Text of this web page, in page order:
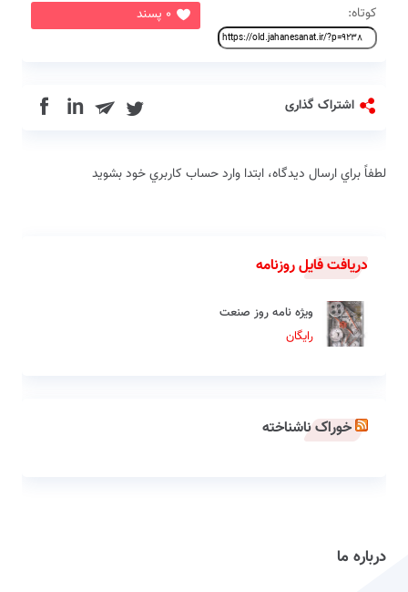
0 پسند
کوتاه:
اشتراک گذاری in
لطفاً براي ارسال دیدگاه، ابتدا وارد حساب كاربري خود بشويد
دریافت فایل روزنامه
ویژه نامه روز صنعت
رایگان
خوراک ناشناخته
درباره ما